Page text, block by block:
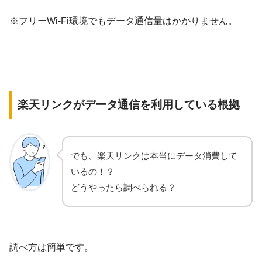
※フリーWi-Fi環境でもデータ通信量はかかりません。
楽天リンクがデータ通信を利用している根拠
でも、楽天リンクは本当にデータ消費して
いるの！？
どうやったら調べられる？
調べ方は簡単です。